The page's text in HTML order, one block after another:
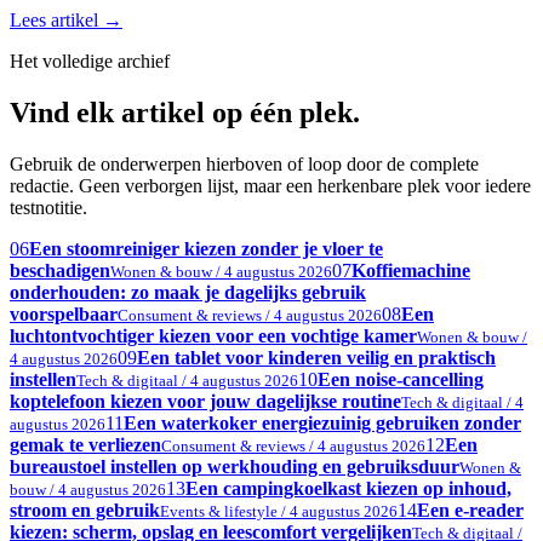
Lees artikel →
Het volledige archief
Vind elk artikel op één plek.
Gebruik de onderwerpen hierboven of loop door de complete
redactie. Geen verborgen lijst, maar een herkenbare plek voor iedere
testnotitie.
06Een stoomreiniger kiezen zonder je vloer te
beschadigenWonen & bouw / 4 augustus 202607Koffiemachine
onderhouden: zo maak je dagelijks gebruik
voorspelbaarConsument & reviews / 4 augustus 202608Een
luchtontvochtiger kiezen voor een vochtige kamerWonen & bouw /
4 augustus 202609Een tablet voor kinderen veilig en praktisch
instellenTech & digitaal / 4 augustus 202610Een noise-cancelling
koptelefoon kiezen voor jouw dagelijkse routineTech & digitaal / 4
augustus 202611Een waterkoker energiezuinig gebruiken zonder
gemak te verliezenConsument & reviews / 4 augustus 202612Een
bureaustoel instellen op werkhouding en gebruiksduurWonen &
bouw / 4 augustus 202613Een campingkoelkast kiezen op inhoud,
stroom en gebruikEvents & lifestyle / 4 augustus 202614Een e-reader
kiezen: scherm, opslag en leescomfort vergelijkenTech & digitaal /